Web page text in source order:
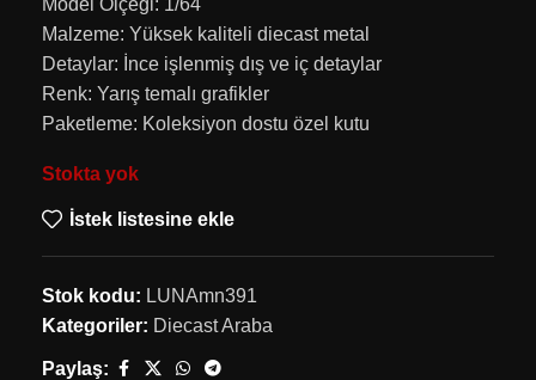
Malzeme: Yüksek kaliteli diecast metal
Detaylar: İnce işlenmiş dış ve iç detaylar
Renk: Yarış temalı grafikler
Paketleme: Koleksiyon dostu özel kutu
Stokta yok
İstek listesine ekle
Stok kodu: LUNAmn391
Kategoriler: Diecast Araba
Paylaş: